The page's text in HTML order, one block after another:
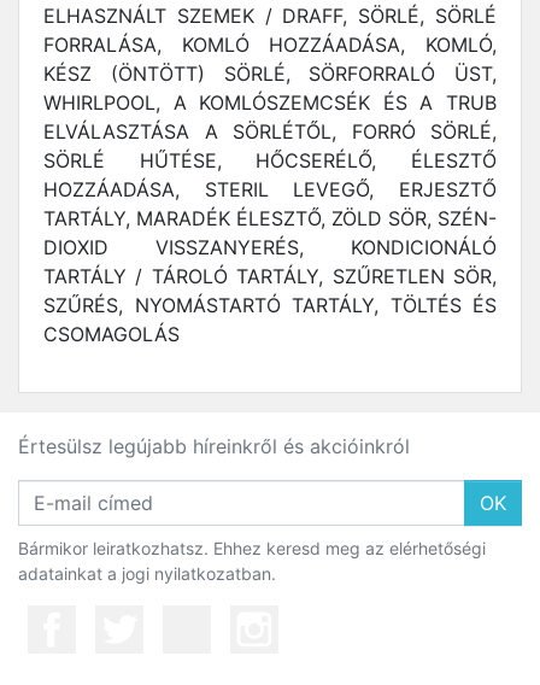
ELHASZNÁLT SZEMEK / DRAFF, SÖRLÉ, SÖRLÉ
FORRALÁSA, KOMLÓ HOZZÁADÁSA, KOMLÓ,
KÉSZ (ÖNTÖTT) SÖRLÉ, SÖRFORRALÓ ÜST,
WHIRLPOOL, A KOMLÓSZEMCSÉK ÉS A TRUB
ELVÁLASZTÁSA A SÖRLÉTŐL, FORRÓ SÖRLÉ,
SÖRLÉ HŰTÉSE, HŐCSERÉLŐ, ÉLESZTŐ
HOZZÁADÁSA, STERIL LEVEGŐ, ERJESZTŐ
TARTÁLY, MARADÉK ÉLESZTŐ, ZÖLD SÖR, SZÉN-
DIOXID VISSZANYERÉS, KONDICIONÁLÓ
TARTÁLY / TÁROLÓ TARTÁLY, SZŰRETLEN SÖR,
SZŰRÉS, NYOMÁSTARTÓ TARTÁLY, TÖLTÉS ÉS
CSOMAGOLÁS
Értesülsz legújabb híreinkről és akcióinkról
OK
Bármikor leiratkozhatsz. Ehhez keresd meg az elérhetőségi
adatainkat a jogi nyilatkozatban.